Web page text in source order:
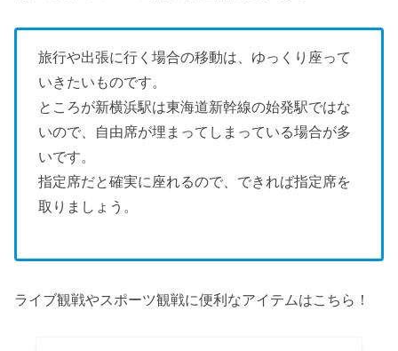
旅行や出張に行く場合の移動は、ゆっくり座って
いきたいものです。
ところが新横浜駅は東海道新幹線の始発駅ではな
いので、自由席が埋まってしまっている場合が多
いです。
指定席だと確実に座れるので、できれば指定席を
取りましょう。
ライブ観戦やスポーツ観戦に便利なアイテムはこちら！